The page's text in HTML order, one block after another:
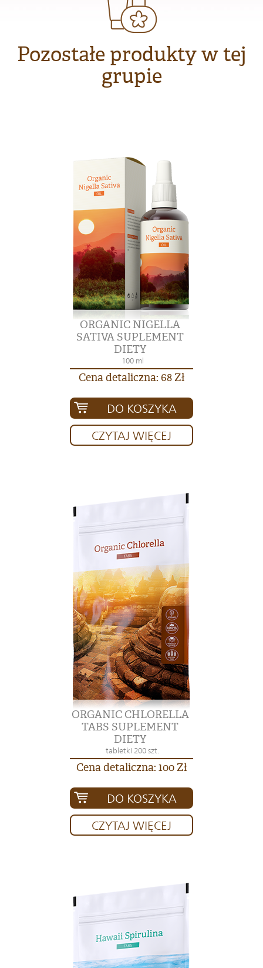
Pozostałe produkty w tej
grupie
ORGANIC NIGELLA
SATIVA SUPLEMENT
DIETY
100 ml
Cena detaliczna: 68 Zł
DO KOSZYKA
CZYTAJ WIĘCEJ
ORGANIC CHLORELLA
TABS SUPLEMENT
DIETY
tabletki 200 szt.
Cena detaliczna: 100 Zł
DO KOSZYKA
CZYTAJ WIĘCEJ